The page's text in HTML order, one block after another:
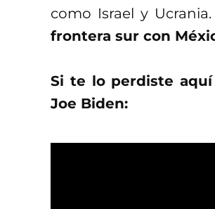
como Israel y Ucrania.
frontera sur con
Si te lo perdiste
Joe Biden: